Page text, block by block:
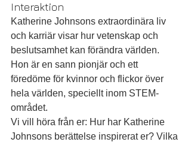
Interaktion
Katherine Johnsons extraordinära liv
och karriär visar hur vetenskap och
beslutsamhet kan förändra världen.
Hon är en sann pionjär och ett
föredöme för kvinnor och flickor över
hela världen, speciellt inom STEM-
området.
Vi vill höra från er: Hur har Katherine
Johnsons berättelse inspirerat er? Vilka